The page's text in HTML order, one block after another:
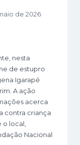
de 2026
nesta
de estupro
Igarapé
A ação
acerca
contra criança
local,
Nacional